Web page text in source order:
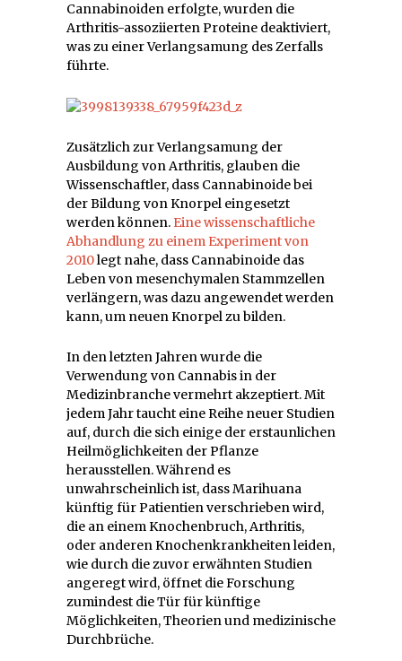
Cannabinoiden erfolgte, wurden die
Arthritis-assoziierten Proteine deaktiviert,
was zu einer Verlangsamung des Zerfalls
führte.
Zusätzlich zur Verlangsamung der
Ausbildung von Arthritis, glauben die
Wissenschaftler, dass Cannabinoide bei
der Bildung von Knorpel eingesetzt
werden können. Eine wissenschaftliche
Abhandlung zu einem Experiment von
2010legt nahe, dass Cannabinoide das
Leben von mesenchymalen Stammzellen
verlängern, was dazu angewendet werden
kann, um neuen Knorpel zu bilden.
In den letzten Jahren wurde die
Verwendung von Cannabis in der
Medizinbranche vermehrt akzeptiert. Mit
jedem Jahr taucht eine Reihe neuer Studien
auf, durch die sich einige der erstaunlichen
Heilmöglichkeiten der Pflanze
herausstellen. Während es
unwahrscheinlich ist, dass Marihuana
künftig für Patientien verschrieben wird,
die an einem Knochenbruch, Arthritis,
oder anderen Knochenkrankheiten leiden,
wie durch die zuvor erwähnten Studien
angeregt wird, öffnet die Forschung
zumindest die Tür für künftige
Möglichkeiten, Theorien und medizinische
Durchbrüche.